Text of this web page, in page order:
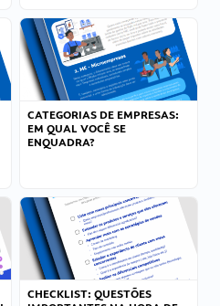
CATEGORIAS DE EMPRESAS:
EM QUAL VOCÊ SE
ENQUADRA?
CHECKLIST: QUESTÕES